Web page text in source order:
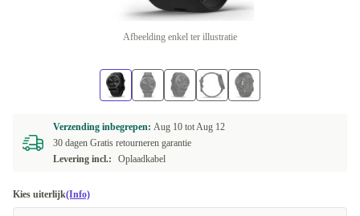
Afbeelding enkel ter illustratie
Verzending inbegrepen: Aug 10 totAug 12
30 dagen Gratis retourneren garantie
Levering incl.:
Oplaadkabel
Kies uiterlijk(Info)